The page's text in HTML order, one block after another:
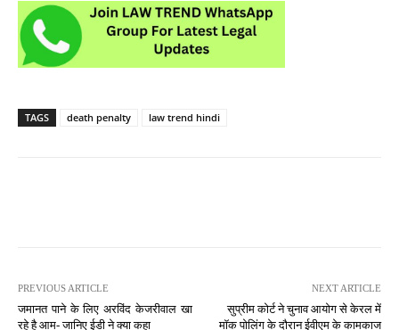
TAGS death penalty law trend hindi
PREVIOUS ARTICLE
जमानत पाने के लिए अरविंद केजरीवाल खा
रहे है आम- जानिए ईडी ने क्या कहा
NEXT ARTICLE
सुप्रीम कोर्ट ने चुनाव आयोग से केरल में
मॉक पोलिंग के दौरान ईवीएम के कामकाज